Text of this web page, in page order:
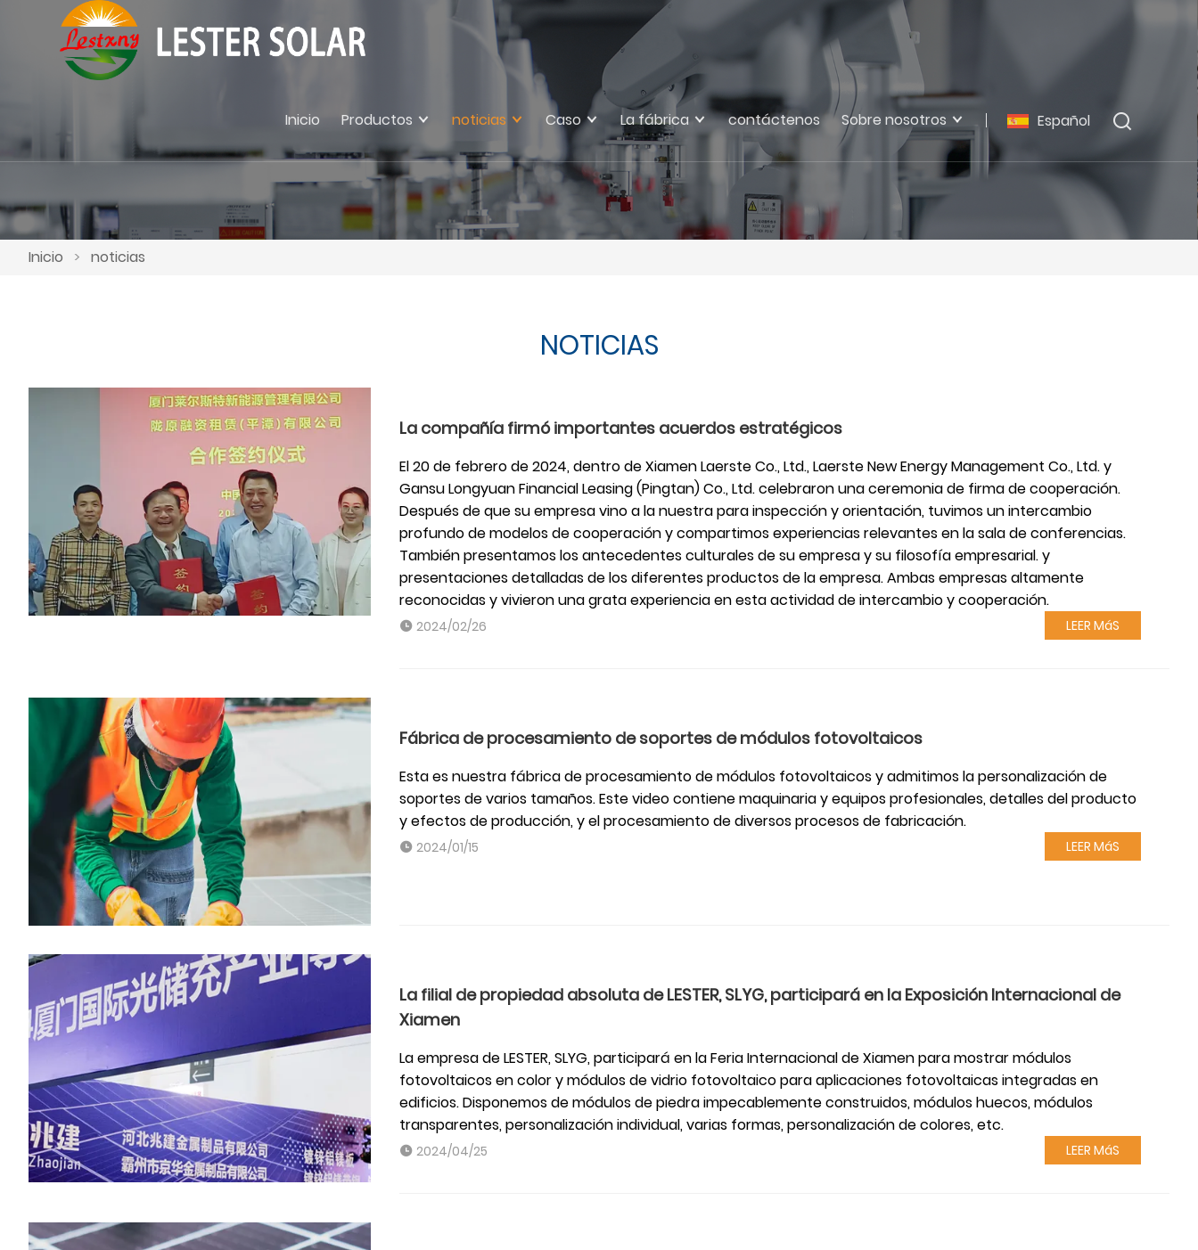
Español
Inicio Productos noticias Caso La fábrica contáctenos Sobre nosotros
Inicio > noticias
NOTICIAS
La compañía firmó importantes acuerdos estratégicos
El 20 de febrero de 2024, dentro de Xiamen Laerste Co., Ltd., Laerste New Energy Management Co., Ltd. y
Gansu Longyuan Financial Leasing (Pingtan) Co., Ltd. celebraron una ceremonia de firma de cooperación.
Después de que su empresa vino a la nuestra para inspección y orientación, tuvimos un intercambio
profundo de modelos de cooperación y compartimos experiencias relevantes en la sala de conferencias.
También presentamos los antecedentes culturales de su empresa y su filosofía empresarial. y
presentaciones detalladas de los diferentes productos de la empresa. Ambas empresas altamente
reconocidas y vivieron una grata experiencia en esta actividad de intercambio y cooperación.
2024/02/26 LEER MáS
Fábrica de procesamiento de soportes de módulos fotovoltaicos
Esta es nuestra fábrica de procesamiento de módulos fotovoltaicos y admitimos la personalización de
soportes de varios tamaños. Este video contiene maquinaria y equipos profesionales, detalles del producto
y efectos de producción, y el procesamiento de diversos procesos de fabricación.
2024/01/15 LEER MáS
La filial de propiedad absoluta de LESTER, SLYG, participará en la Exposición Internacional de
Xiamen
La empresa de LESTER, SLYG, participará en la Feria Internacional de Xiamen para mostrar módulos
fotovoltaicos en color y módulos de vidrio fotovoltaico para aplicaciones fotovoltaicas integradas en
edificios. Disponemos de módulos de piedra impecablemente construidos, módulos huecos, módulos
transparentes, personalización individual, varias formas, personalización de colores, etc.
2024/04/25 LEER MáS